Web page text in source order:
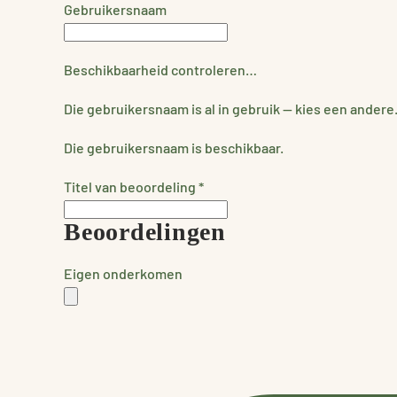
Gebruikersnaam
Beschikbaarheid controleren…
Die gebruikersnaam is al in gebruik — kies een andere.
Die gebruikersnaam is beschikbaar.
Titel van beoordeling *
Beoordelingen
Eigen onderkomen